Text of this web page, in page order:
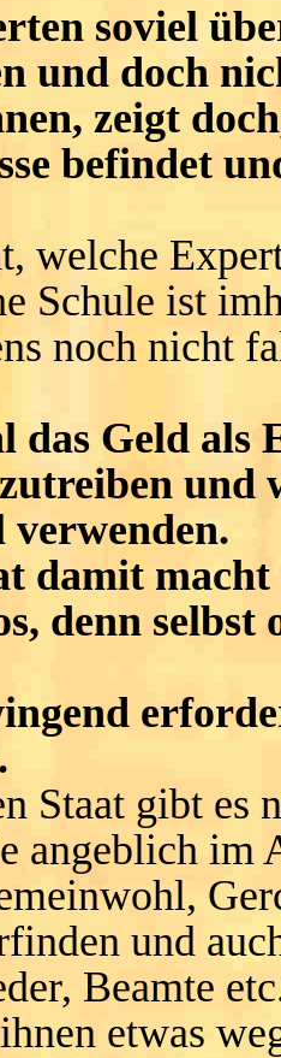
soviel
und doch
zeigt
befindet
welche
Schule ist
noch nicht
das Geld als
und
damit
denn
Staat gibt es
angeblich im
und
Beamte
etwas